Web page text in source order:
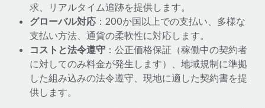
給与, 賃金は詐欺の特に魅力的な標的です。多額の資金がシステ
ム間で頻繁に移動しているためです。このため、自社のビジネス
を保護することは極めて重要です。...
詳細を見る
求、リアルタイム追跡を提供します。
グローバル対応 ：200か国以上での支払い、多様な
支払い方法、通貨の柔軟性に対応します。
コストと法令遵守 ：公正価格保証（稼働中の契約者
に対してのみ料金が発生します）、地域規制に準拠
した組み込みの法令遵守、現地に適した契約書を提
供します。